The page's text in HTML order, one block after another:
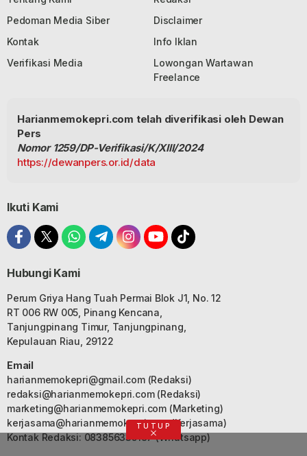
Pedoman Media Siber
Disclaimer
Kontak
Info Iklan
Verifikasi Media
Lowongan Wartawan
Freelance
Harianmemokepri.com telah diverifikasi oleh Dewan
Pers
Nomor 1259/DP-Verifikasi/K/XIII/2024
https://dewanpers.or.id/data
Ikuti Kami
Hubungi Kami
Perum Griya Hang Tuah Permai Blok J1, No. 12
RT 006 RW 005, Pinang Kencana,
Tanjungpinang Timur, Tanjungpinang,
Kepulauan Riau, 29122
Email
harianmemokepri@gmail.com(Redaksi)
redaksi@harianmemokepri.com(Redaksi)
marketing@harianmemokepri.com(Marketing)
kerjasama@harianmemokepri.com(Kerjasama)
Kontak Redaksi: 083856335187 (Whatsapp)
TUTUP